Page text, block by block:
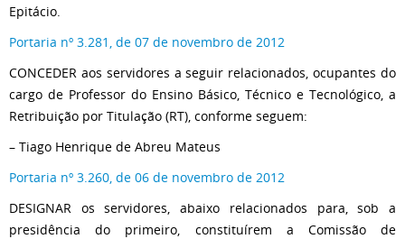
Epitácio.
Portaria nº 3.281, de 07 de novembro de 2012
CONCEDER aos servidores a seguir relacionados, ocupantes do
cargo de Professor do Ensino Básico, Técnico e Tecnológico, a
Retribuição por Titulação (RT), conforme seguem:
– Tiago Henrique de Abreu Mateus
Portaria nº 3.260, de 06 de novembro de 2012
DESIGNAR os servidores, abaixo relacionados para, sob a
presidência do primeiro, constituírem a Comissão de